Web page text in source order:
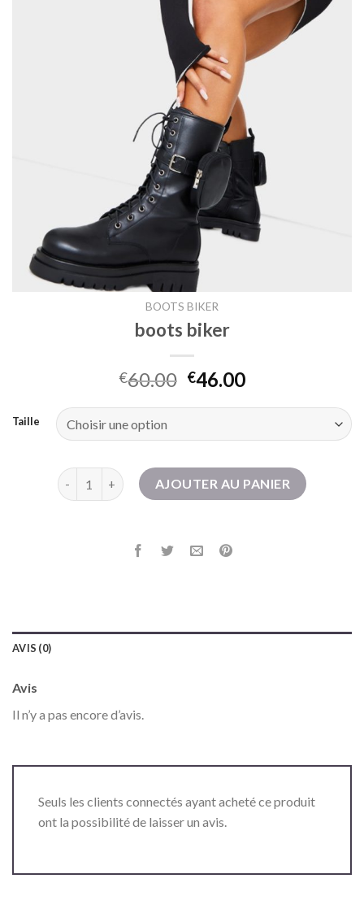
BOOTS BIKER
boots biker
€60.00 €46.00
Taille
quantité de boots bikerAJOUTER AU PANIER
AVIS (0)
Avis
Il n’y a pas encore d’avis.
Seuls les clients connectés ayant acheté ce produit
ont la possibilité de laisser un avis.